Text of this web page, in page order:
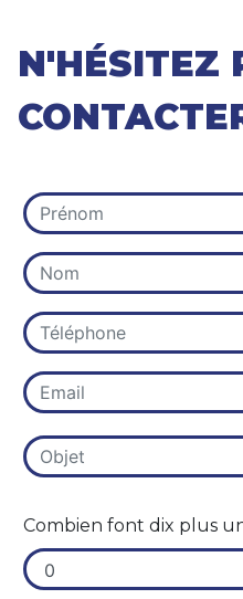
N'HÉSITEZ
Combien font dix plus